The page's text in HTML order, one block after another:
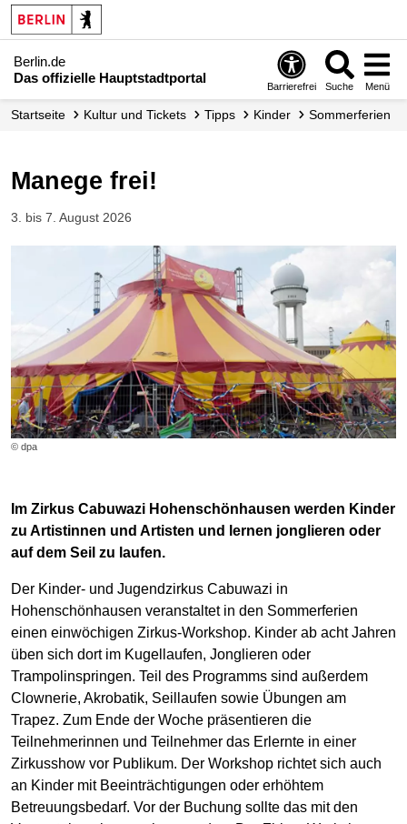
Berlin.de
Das offizielle Hauptstadtportal
Barrierefrei Suche Menü
Startseite Kultur und Tickets Tipps Kinder Sommerferien
Manege frei!
3. bis 7. August 2026
© dpa
Im Zirkus Cabuwazi Hohenschönhausen werden Kinder
zu Artistinnen und Artisten und lernen jonglieren oder
auf dem Seil zu laufen.
Der Kinder- und Jugendzirkus Cabuwazi in
Hohenschönhausen veranstaltet in den Sommerferien
einen einwöchigen Zirkus-Workshop. Kinder ab acht Jahren
üben sich dort im Kugellaufen, Jonglieren oder
Trampolinspringen. Teil des Programms sind außerdem
Clownerie, Akrobatik, Seillaufen sowie Übungen am
Trapez. Zum Ende der Woche präsentieren die
Teilnehmerinnen und Teilnehmer das Erlernte in einer
Zirkusshow vor Publikum. Der Workshop richtet sich auch
an Kinder mit Beeinträchtigungen oder erhöhtem
Betreuungsbedarf. Vor der Buchung sollte das mit den